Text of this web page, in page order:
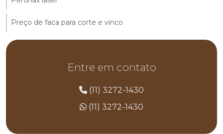
Preço de faca para corte e vinco
Entre em contato
(11) 3272-1430
(11) 3272-1430